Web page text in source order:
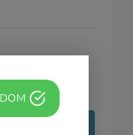
adni.